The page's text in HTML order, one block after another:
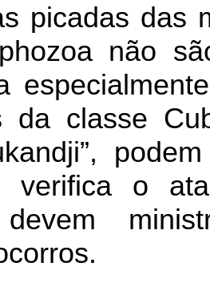
picadas das
não
da classe
verifica o